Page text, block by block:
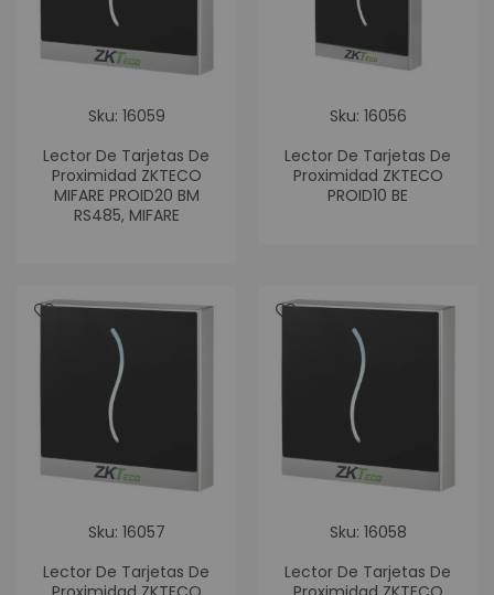
Sku: 16059
Lector De Tarjetas De
Proximidad ZKTECO
MIFARE PROID20 BM
RS485, MIFARE
Sku: 16056
Lector De Tarjetas De
Proximidad ZKTECO
PROID10 BE
Sku: 16057
Lector De Tarjetas De
Sku: 16058
Lector De Tarjetas De